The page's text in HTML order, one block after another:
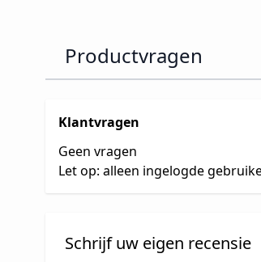
Productvragen
Klantvragen
Geen vragen
Let op: alleen ingelogde
Schrijf uw eigen recensie